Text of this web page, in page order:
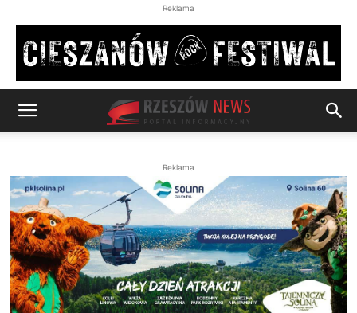
Reklama
Reklama